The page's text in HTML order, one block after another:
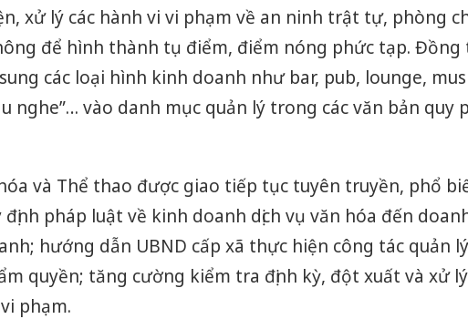
xử lý các hành vi vi phạm về an ninh trật tự, phòng
để hình thành tụ điểm, điểm nóng phức tạp. Đồng
các loại hình kinh doanh như bar, pub, lounge,
nghe”… vào danh mục quản lý trong các văn bản quy
và Thể thao được giao tiếp tục tuyên truyền, phổ
định pháp luật về kinh doanh dịch vụ văn hóa đến
hướng dẫn UBND cấp xã thực hiện công tác quản
quyền; tăng cường kiểm tra định kỳ, đột xuất và xử
phạm.